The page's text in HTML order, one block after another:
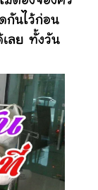
กันไว้ก่อน
เลย ทั้งวัน